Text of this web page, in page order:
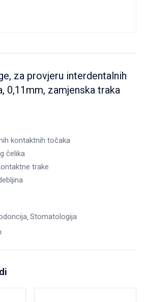
za provjeru interdentalnih
0,11mm, zamjenska traka
kontaktnih točaka
čelika
trake
Stomatologija